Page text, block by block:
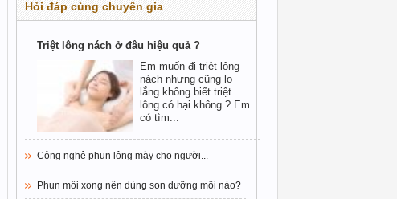
Hỏi đáp cùng chuyên gia
Triệt lông nách ở đâu hiệu quả ?
Em muốn đi triệt lông
nách nhưng cũng lo
lắng không biết triệt
lông có hại không ? Em
có tìm...
Công nghệ phun lông mày cho người...
Phun môi xong nên dùng son dưỡng môi nào?